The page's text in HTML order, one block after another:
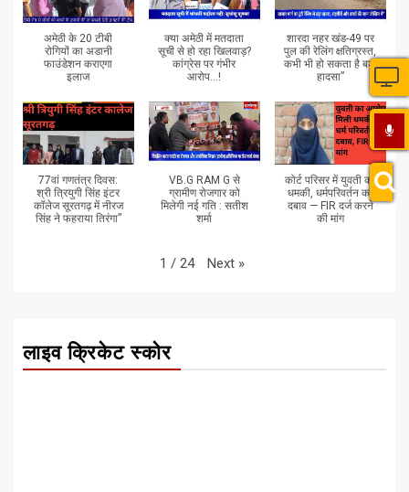
अमेठी के 20 टीबी
रोगियों का अडानी
फाउंडेशन कराएगा
इलाज
क्या अमेठी में मतदाता
सूची से हो रहा खिलवाड़?
कांग्रेस पर गंभीर
आरोप...!
शारदा नहर खंड-49 पर
पुल की रेलिंग क्षतिग्रस्त,
कभी भी हो सकता है बड़ा
हादसा”
77वां गणतंत्र दिवस:
श्री त्रियुगी सिंह इंटर
कॉलेज सूरतगढ़ में नीरज
सिंह ने फहराया तिरंगा”
VB.G RAM G से
ग्रामीण रोजगार को
मिलेगी नई गति : सतीश
शर्मा
कोर्ट परिसर में युवती को
धमकी, धर्मपरिवर्तन का
दबाव — FIR दर्ज करने
की मांग
1 / 24 Next »
लाइव क्रिकेट स्कोर